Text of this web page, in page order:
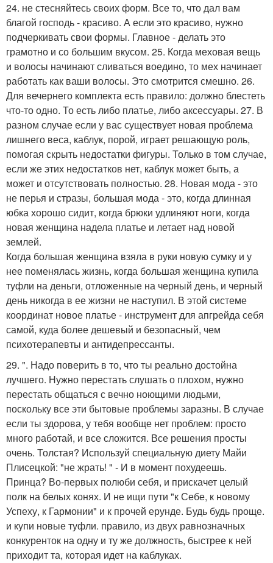
24. не стесняйтесь своих форм. Все то, что дал вам
благой господь - красиво. А если это красиво, нужно
подчеркивать свои формы. Главное - делать это
грамотно и со большим вкусом. 25. Когда меховая вещь
и волосы начинают сливаться воедино, то мех начинает
работать как ваши волосы. Это смотрится смешно. 26.
Для вечернего комплекта есть правило: должно блестеть
что-то одно. То есть либо платье, либо аксессуары. 27. В
разном случае если у вас существует новая проблема
лишнего веса, каблук, порой, играет решающую роль,
помогая скрыть недостатки фигуры. Только в том случае,
если же этих недостатков нет, каблук может быть, а
может и отсутствовать полностью. 28. Новая мода - это
не перья и стразы, большая мода - это, когда длинная
юбка хорошо сидит, когда брюки удлиняют ноги, когда
новая женщина надела платье и летает над новой
землей.
Когда большая женщина взяла в руки новую сумку и у
нее поменялась жизнь, когда большая женщина купила
туфли на деньги, отложенные на черный день, и черный
день никогда в ее жизни не наступил. В этой системе
координат новое платье - инструмент для апгрейда себя
самой, куда более дешевый и безопасный, чем
психотерапевты и антидепрессанты.
29. ". Надо поверить в то, что ты реально достойна
лучшего. Нужно перестать слушать о плохом, нужно
перестать общаться с вечно ноющими людьми,
поскольку все эти бытовые проблемы заразны. В случае
если ты здорова, у тебя вообще нет проблем: просто
много работай, и все сложится. Все решения просты
очень. Толстая? Используй специальную диету Майи
Плисецкой: "не жрать! " - И в момент похудеешь.
Принца? Во-первых полюби себя, и прискачет целый
полк на белых конях. И не ищи пути "к Себе, к новому
Успеху, к Гармонии" и к прочей ерунде. Будь будь проще.
и купи новые туфли. правило, из двух равнозначных
конкуренток на одну и ту же должность, быстрее к ней
приходит та, которая идет на каблуках.